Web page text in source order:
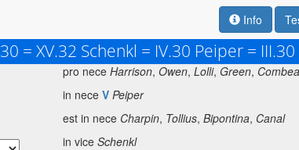
Info
30 = XV.32 Schenkl = IV.30 Peiper =
6
pro nece Harrison, Owen, Lolli, Green,
in nece V Peiper
est in nece Charpin, Tollius, Bipontina, Canal
in vice Schenkl